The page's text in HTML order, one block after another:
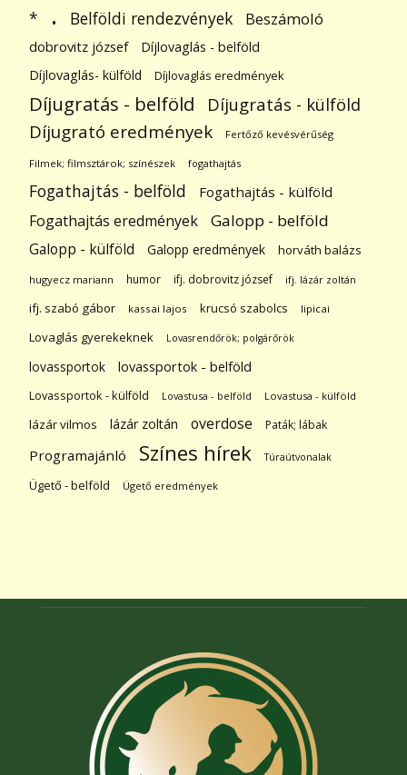
* . Belföldi rendezvények Beszámoló
dobrovitz józsef
Díjlovaglás - belföld
Díjlovaglás- külföld
Díjlovaglás eredmények
Díjugratás - belföld Díjugratás - külföld
Díjugrató eredmények Fertőző kevésvérűség
Filmek; filmsztárok; színészek fogathajtás
Fogathajtás - belföld Fogathajtás - külföld
Fogathajtás eredmények Galopp - belföld
Galopp - külföld Galopp eredmények horváth balázs
hugyecz mariann humor ifj. dobrovitz józsef ifj. lázár zoltán
ifj. szabó gábor kassai lajos krucsó szabolcs lipicai
Lovaglás gyerekeknek Lovasrendőrök; polgárőrök
lovassportok lovassportok - belföld
Lovassportok - külföld Lovastusa - belföld Lovastusa - külföld
lázár vilmos lázár zoltán overdose Paták; lábak
Programajánló Színes hírek Túraútvonalak
Ügető - belföld Ügető eredmények